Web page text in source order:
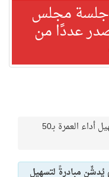
جلسة مجلس
عددًا من
أمير منطقة القصيم يُدشِّن مبادرةً لتسهيل أداء العمرة بـ50
مبادرةً لتسهيل